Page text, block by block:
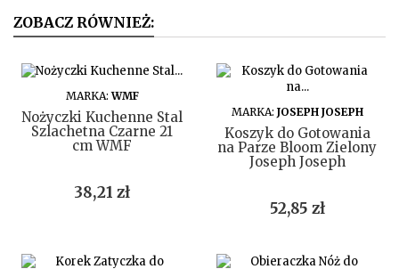
ZOBACZ RÓWNIEŻ:
DO KOSZYKA
MARKA:WMF
Nożyczki Kuchenne Stal
Szlachetna Czarne 21
cm WMF
Cena
38,21 zł
DO KOSZYKA
MARKA: JOSEPH JOSEPH
Koszyk do Gotowania
na Parze Bloom Zielony
Joseph Joseph
Cena
52,85 zł